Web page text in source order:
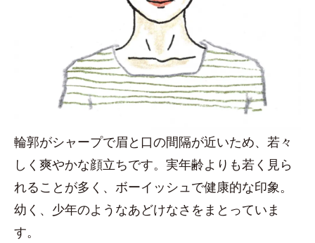
輪郭がシャープで眉と口の間隔が近いため、若々
しく爽やかな顔立ちです。実年齢よりも若く見ら
れることが多く、ボーイッシュで健康的な印象。
幼く、少年のようなあどけなさをまとっていま
す。